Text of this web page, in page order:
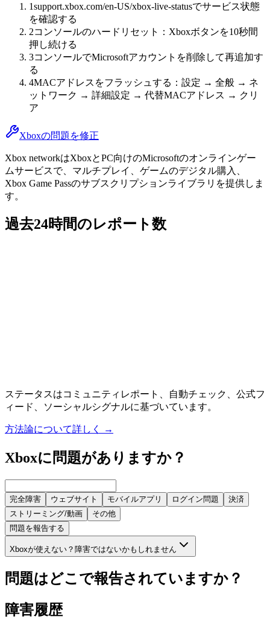
1support.xbox.com/en-US/xbox-live-statusでサービス状態
を確認する
2コンソールのハードリセット：Xboxボタンを10秒間
押し続ける
3コンソールでMicrosoftアカウントを削除して再追加す
る
4MACアドレスをフラッシュする：設定 → 全般 → ネ
ットワーク → 詳細設定 → 代替MACアドレス → クリ
ア
Xboxの問題を修正
Xbox networkはXboxとPC向けのMicrosoftのオンラインゲー
ムサービスで、マルチプレイ、ゲームのデジタル購入、
Xbox Game Passのサブスクリプションライブラリを提供しま
す。
過去24時間のレポート数
ステータスはコミュニティレポート、自動チェック、公式フ
ィード、ソーシャルシグナルに基づいています。
方法論について詳しく →
Xboxに問題がありますか？
完全障害 ウェブサイト モバイルアプリ ログイン問題
決済
ストリーミング/動画
その他
問題を報告する
Xboxが使えない？障害ではないかもしれません
問題はどこで報告されていますか？
障害履歴